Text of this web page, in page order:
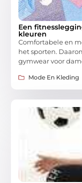
Een
kleuren
Comfortabele en
het sporten.
gymwear voor
Mode En Kleding